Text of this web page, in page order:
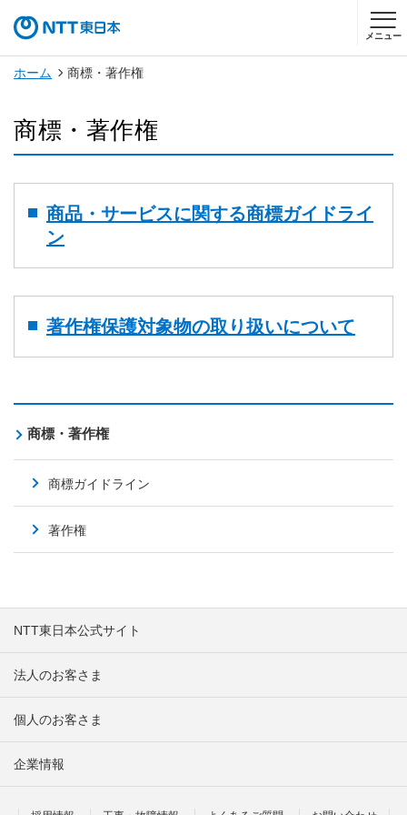
メニュー
ホーム 商標・著作権
商標・著作権
商品・サービスに関する商標ガイドライ
ン
著作権保護対象物の取り扱いについて
商標・著作権
商標ガイドライン
著作権
NTT東日本公式サイト
法人のお客さま
個人のお客さま
企業情報